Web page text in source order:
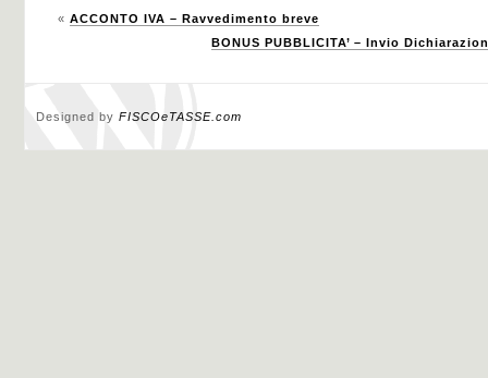
« ACCONTO IVA – Ravvedimento breve
BONUS PUBBLICITA’ – Invio
Designed by FISCOeTASSE.com